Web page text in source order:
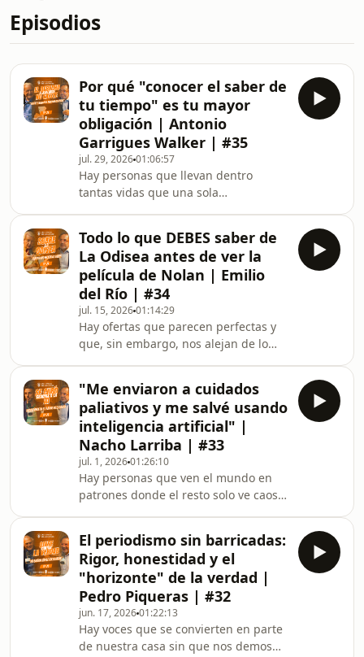
Episodios
Por qué "conocer el saber de
tu tiempo" es tu mayor
obligación | Antonio
Garrigues Walker | #35
jul. 29, 202601:06:57
Hay personas que llevan dentro
tantas vidas que una sola
caminado junto a los grandes
nombres de la historia sin dejar
nunca de sentirse aprendices. Este
episodio es una invitación a sentarse
frente a alguien que, con 92 años,
sigue mirando hacia delante con una
curiosidad que ya quisieran muchos
de veinte. Hay algo profundamente
conmovedor
Todo lo que DEBES saber de
La Odisea antes de ver la
película de Nolan | Emilio
del Río | #34
jul. 15, 202601:14:29
Hay ofertas que parecen perfectas y
que, sin embargo, nos alejan de lo
una promesa de eternidad... y aun
así, algo dentro nos empuja a volver a
casa. En esta conversación viajamos
casi 3.000 años atrás para descubrir
que la gran pregunta de Ulises sigue
siendo la nuestra: ¿qué hacemos
cuando el camino se llena de
tentaciones que
"Me enviaron a cuidados
paliativos y me salvé usando
inteligencia artificial" |
Nacho Larriba | #33
jul. 1, 202601:26:10
Hay personas que ven el mundo en
patrones donde el resto solo ve caos.
cuerda a la que agarrarse cuando
todo lo demás se ha caído. Esta es la
historia de alguien que construyó
éxito, lo perdió todo, y después miró a
la muerte de frente durante 18 meses
interminables. Una historia sobre lo
que ocurre cuando decides convertir
El periodismo sin barricadas:
Rigor, honestidad y el
"horizonte" de la verdad |
Pedro Piqueras | #32
jun. 17, 202601:22:13
Hay voces que se convierten en parte
de nuestra casa sin que nos demos